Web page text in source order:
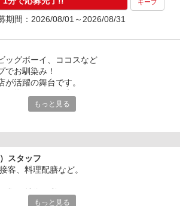
キープ
期間：2026/08/01～2026/08/31
ッグボーイ、ココスなど
でお馴染み！
が活躍の舞台です。
提供しませんか？
ッタリ◎
れませんよ？
ます。
もっと見る
スタッフ
客、料理配膳など。
に指導します。
もっと見る